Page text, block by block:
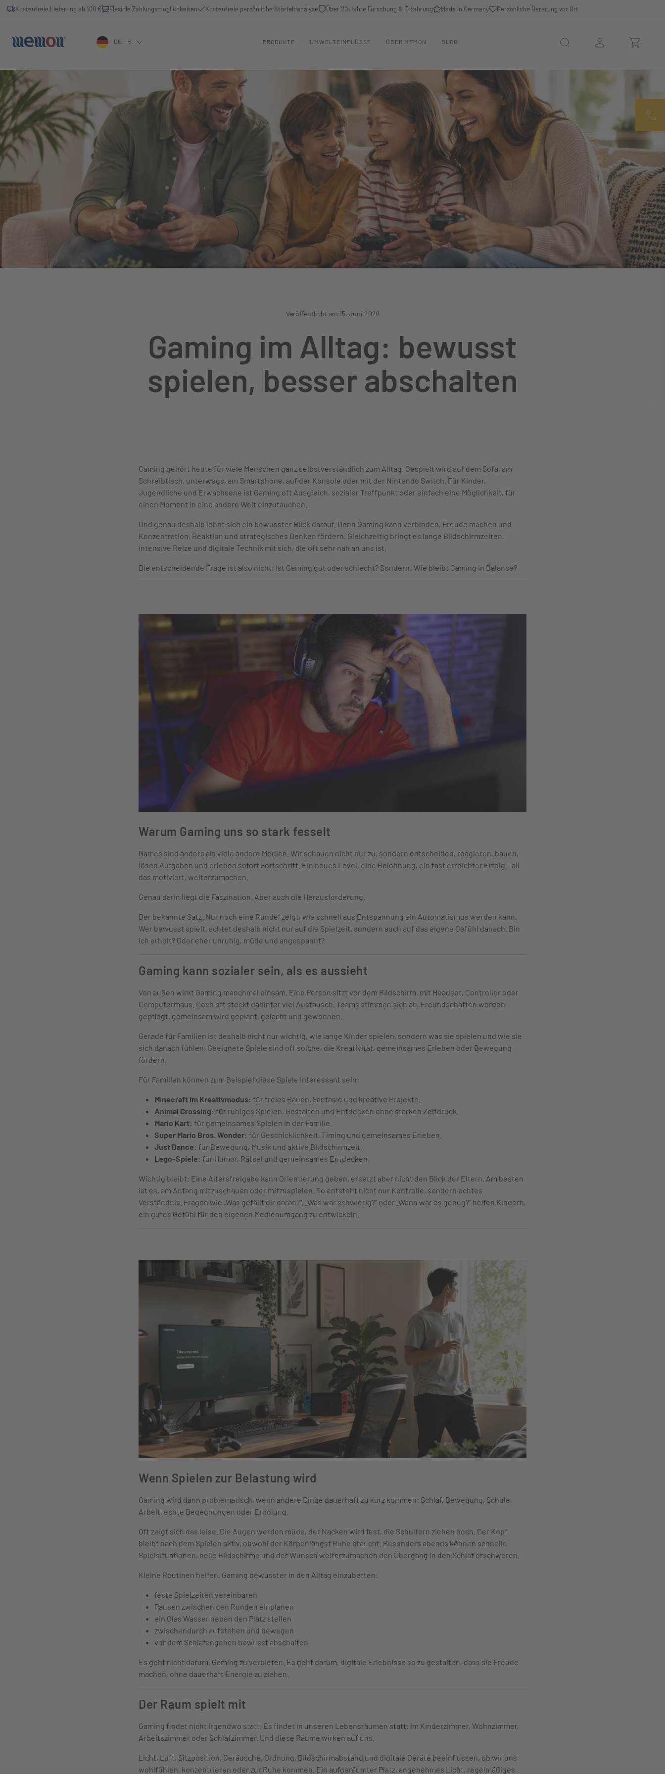
Kostenfreie Lieferung ab 100 € Flexible Zahlungsmöglichkeiten Kostenfreie persönliche Störfeldanalyse Über 20 Jahre Forschung & Erfahrung Made in Germany Persönliche Beratung vor Ort
DE - € PRODUKTE UMWELTEINFLÜSSE ÜBER MEMON BLOG
Veröffentlicht am 15. Juni 2026
Gaming im Alltag: bewusst
spielen, besser abschalten
Gaming gehört heute für viele Menschen ganz selbstverständlich zum Alltag. Gespielt wird auf dem Sofa, am
Schreibtisch, unterwegs, am Smartphone, auf der Konsole oder mit der Nintendo Switch. Für Kinder,
Jugendliche und Erwachsene ist Gaming oft Ausgleich, sozialer Treffpunkt oder einfach eine Möglichkeit, für
einen Moment in eine andere Welt einzutauchen.
Und genau deshalb lohnt sich ein bewusster Blick darauf. Denn Gaming kann verbinden, Freude machen und
Konzentration, Reaktion und strategisches Denken fördern. Gleichzeitig bringt es lange Bildschirmzeiten,
intensive Reize und digitale Technik mit sich, die oft sehr nah an uns ist.
Die entscheidende Frage ist also nicht: Ist Gaming gut oder schlecht? Sondern: Wie bleibt Gaming in Balance?
Warum Gaming uns so stark fesselt
Games sind anders als viele andere Medien. Wir schauen nicht nur zu, sondern entscheiden, reagieren, bauen,
lösen Aufgaben und erleben sofort Fortschritt. Ein neues Level, eine Belohnung, ein fast erreichter Erfolg – all
das motiviert, weiterzumachen.
Genau darin liegt die Faszination. Aber auch die Herausforderung.
Der bekannte Satz „Nur noch eine Runde“ zeigt, wie schnell aus Entspannung ein Automatismus werden kann.
Wer bewusst spielt, achtet deshalb nicht nur auf die Spielzeit, sondern auch auf das eigene Gefühl danach. Bin
ich erholt? Oder eher unruhig, müde und angespannt?
Gaming kann sozialer sein, als es aussieht
Von außen wirkt Gaming manchmal einsam. Eine Person sitzt vor dem Bildschirm, mit Headset, Controller oder
Computermaus. Doch oft steckt dahinter viel Austausch. Teams stimmen sich ab, Freundschaften werden
gepflegt, gemeinsam wird geplant, gelacht und gewonnen.
Gerade für Familien ist deshalb nicht nur wichtig, wie lange Kinder spielen, sondern was sie spielen und wie sie
sich danach fühlen. Geeignete Spiele sind oft solche, die Kreativität, gemeinsames Erleben oder Bewegung
fördern.
Für Familien können zum Beispiel diese Spiele interessant sein:
Minecraft im Kreativmodus: für freies Bauen, Fantasie und kreative Projekte.
Animal Crossing: für ruhiges Spielen, Gestalten und Entdecken ohne starken Zeitdruck.
Mario Kart: für gemeinsames Spielen in der Familie.
Super Mario Bros. Wonder: für Geschicklichkeit, Timing und gemeinsames Erleben.
Just Dance: für Bewegung, Musik und aktive Bildschirmzeit.
Lego-Spiele: für Humor, Rätsel und gemeinsames Entdecken.
Wichtig bleibt: Eine Altersfreigabe kann Orientierung geben, ersetzt aber nicht den Blick der Eltern. Am besten
ist es, am Anfang mitzuschauen oder mitzuspielen. So entsteht nicht nur Kontrolle, sondern echtes
Verständnis. Fragen wie „Was gefällt dir daran?“, „Was war schwierig?“ oder „Wann war es genug?“ helfen Kindern,
ein gutes Gefühl für den eigenen Medienumgang zu entwickeln.
Wenn Spielen zur Belastung wird
Gaming wird dann problematisch, wenn andere Dinge dauerhaft zu kurz kommen: Schlaf, Bewegung, Schule,
Arbeit, echte Begegnungen oder Erholung.
Oft zeigt sich das leise. Die Augen werden müde, der Nacken wird fest, die Schultern ziehen hoch. Der Kopf
bleibt nach dem Spielen aktiv, obwohl der Körper längst Ruhe braucht. Besonders abends können schnelle
Spielsituationen, helle Bildschirme und der Wunsch weiterzumachen den Übergang in den Schlaf erschweren.
Kleine Routinen helfen, Gaming bewusster in den Alltag einzubetten:
feste Spielzeiten vereinbaren
Pausen zwischen den Runden einplanen
ein Glas Wasser neben den Platz stellen
zwischendurch aufstehen und bewegen
vor dem Schlafengehen bewusst abschalten
Es geht nicht darum, Gaming zu verbieten. Es geht darum, digitale Erlebnisse so zu gestalten, dass sie Freude
machen, ohne dauerhaft Energie zu ziehen.
Der Raum spielt mit
Gaming findet nicht irgendwo statt. Es findet in unseren Lebensräumen statt: im Kinderzimmer, Wohnzimmer,
Arbeitszimmer oder Schlafzimmer. Und diese Räume wirken auf uns.
Licht, Luft, Sitzposition, Geräusche, Ordnung, Bildschirmabstand und digitale Geräte beeinflussen, ob wir uns
wohlfühlen, konzentrieren oder zur Ruhe kommen. Ein aufgeräumter Platz, angenehmes Licht, regelmäßiges